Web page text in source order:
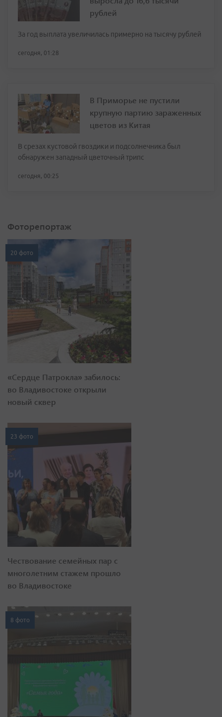
рублей
За год выплата увеличилась примерно на тысячу рублей
сегодня, 01:28
В Приморье не пустили
крупную партию зараженных
цветов из Китая
В срезах кустовой гвоздики и подсолнечника был
обнаружен западный цветочный трипс
сегодня, 00:25
Фоторепортаж
20 фото
«Сердце Патрокла» забилось:
во Владивостоке открыли
новый сквер
23 фото
Чествование семейных пар с
многолетним стажем прошло
во Владивостоке
8 фото